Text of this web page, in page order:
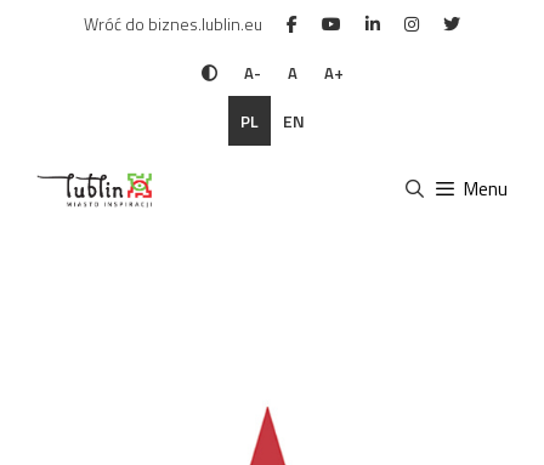
Wróć do biznes.lublin.eu
A- A A+
PL EN
Menu